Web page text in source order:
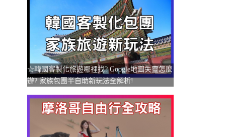
☆韓國客製化旅遊哪裡找? Google地圖失靈怎麼
辦? 家族包團半自助新玩法全解析!